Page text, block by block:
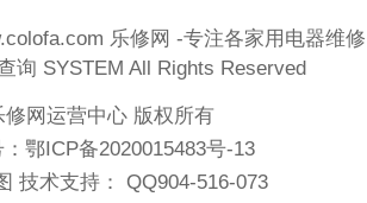
乐修网 -专注各家用电器维修
询 SYSTEM All Rights Reserved
修网运营中心 版权所有
：鄂ICP备2020015483号-13
技术支持： QQ904-516-073